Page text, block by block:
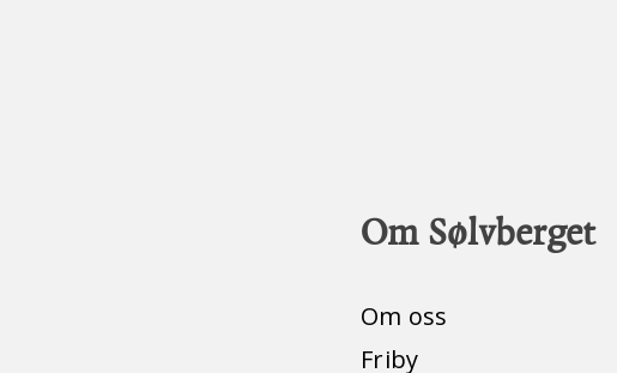
Om Sølvberget
Om oss
Friby